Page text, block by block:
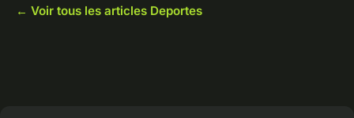
← Voir tous les articles Deportes